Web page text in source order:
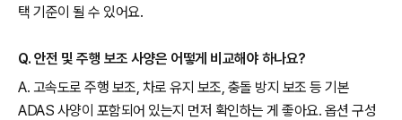
택 기준이 될 수 있어요.
Q. 안전 및 주행 보조 사양은 어떻게 비교해야 하나요?
A. 고속도로 주행 보조, 차로 유지 보조, 충돌 방지 보조 등 기본
ADAS 사양이 포함되어 있는지 먼저 확인하는 게 좋아요. 옵션 구성